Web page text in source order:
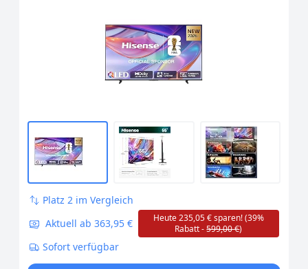
QLED Colour, Filmmaker, Smooth Motion,
Airplay, Sprachsteuerung, 2026
Platz 2 im Vergleich
Aktuell ab 363,95 €
Heute 235,05 € sparen! (39%
Rabatt -599,00 €)
Sofort verfügbar